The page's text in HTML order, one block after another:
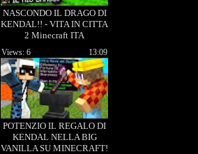
NASCONDO IL DRAGO DI
KENDAL!! - VITA IN CITTA
2 Minecraft ITA
POTENZIO IL REGALO DI
KENDAL NELLA BIG
VANILLA SU MINECRAFT!
13:09
Views: 6